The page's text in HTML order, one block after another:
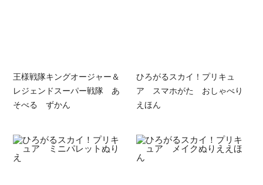
王様戦隊キングオージャー＆
レジェンドスーパー戦隊 あ
そべる ずかん
ひろがるスカイ！プリキュ
ア スマホがた おしゃべり
えほん